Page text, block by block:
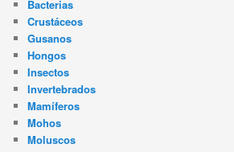
Bacterias
Crustáceos
Gusanos
Hongos
Insectos
Invertebrados
Mamíferos
Mohos
Moluscos